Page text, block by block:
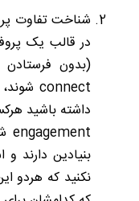
شناخت تفاوت
در قالب یک
(بدون
connect
داشته باشید
engagement
بنیادین دارند
نکنید که هردو